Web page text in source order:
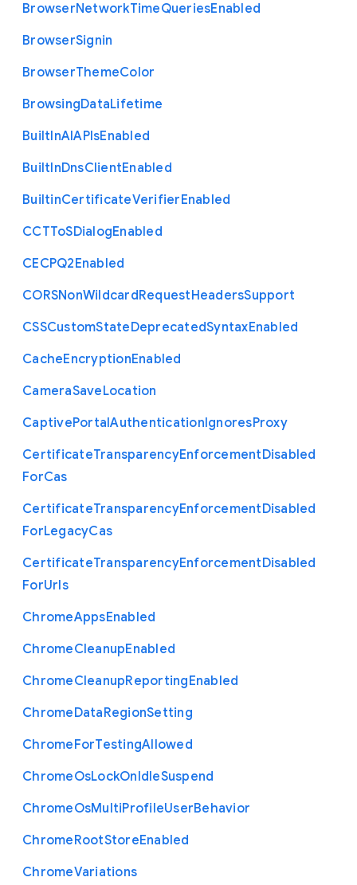
BrowserNetworkTimeQueriesEnabled
BrowserSignin
BrowserThemeColor
BrowsingDataLifetime
BuiltInAIAPIsEnabled
BuiltInDnsClientEnabled
BuiltinCertificateVerifierEnabled
CCTToSDialogEnabled
CECPQ2Enabled
CORSNonWildcardRequestHeadersSupport
CSSCustomStateDeprecatedSyntaxEnabled
CacheEncryptionEnabled
CameraSaveLocation
CaptivePortalAuthenticationIgnoresProxy
CertificateTransparencyEnforcementDisabled
ForCas
CertificateTransparencyEnforcementDisabled
ForLegacyCas
CertificateTransparencyEnforcementDisabled
ForUrls
ChromeAppsEnabled
ChromeCleanupEnabled
ChromeCleanupReportingEnabled
ChromeDataRegionSetting
ChromeForTestingAllowed
ChromeOsLockOnIdleSuspend
ChromeOsMultiProfileUserBehavior
ChromeRootStoreEnabled
ChromeVariations